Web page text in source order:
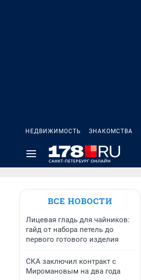
НЕДВИЖИМОСТЬ ЗНАКОМСТВА
ВСЕ НОВОСТИ
Лицевая гладь для чайников:
гайд от набора петель до
первого готового изделия
СКА заключил контракт с
Миромановым на два года